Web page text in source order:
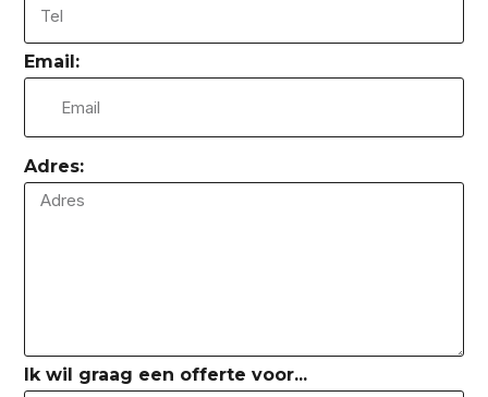
Email:
Adres:
Ik wil graag een offerte voor...